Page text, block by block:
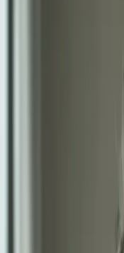
eNeschopenka
Lékař registrovaný v
vystaví eNeschopenku
odůvodněno. Termín